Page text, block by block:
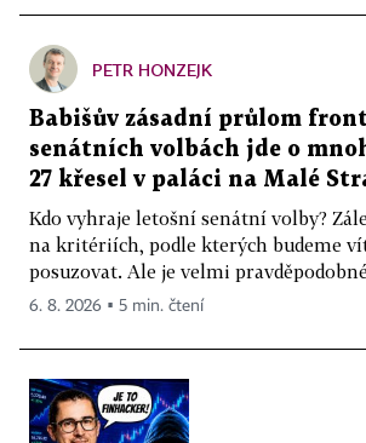
PETR HONZEJK
Babišův zásadní průlom
senátních volbách jde o
27 křesel v paláci na Malé
Kdo vyhraje letošní senátní volby?
na kritériích, podle kterých budeme
posuzovat. Ale je velmi
6. 8. 2026 ▪ 5 min. čtení